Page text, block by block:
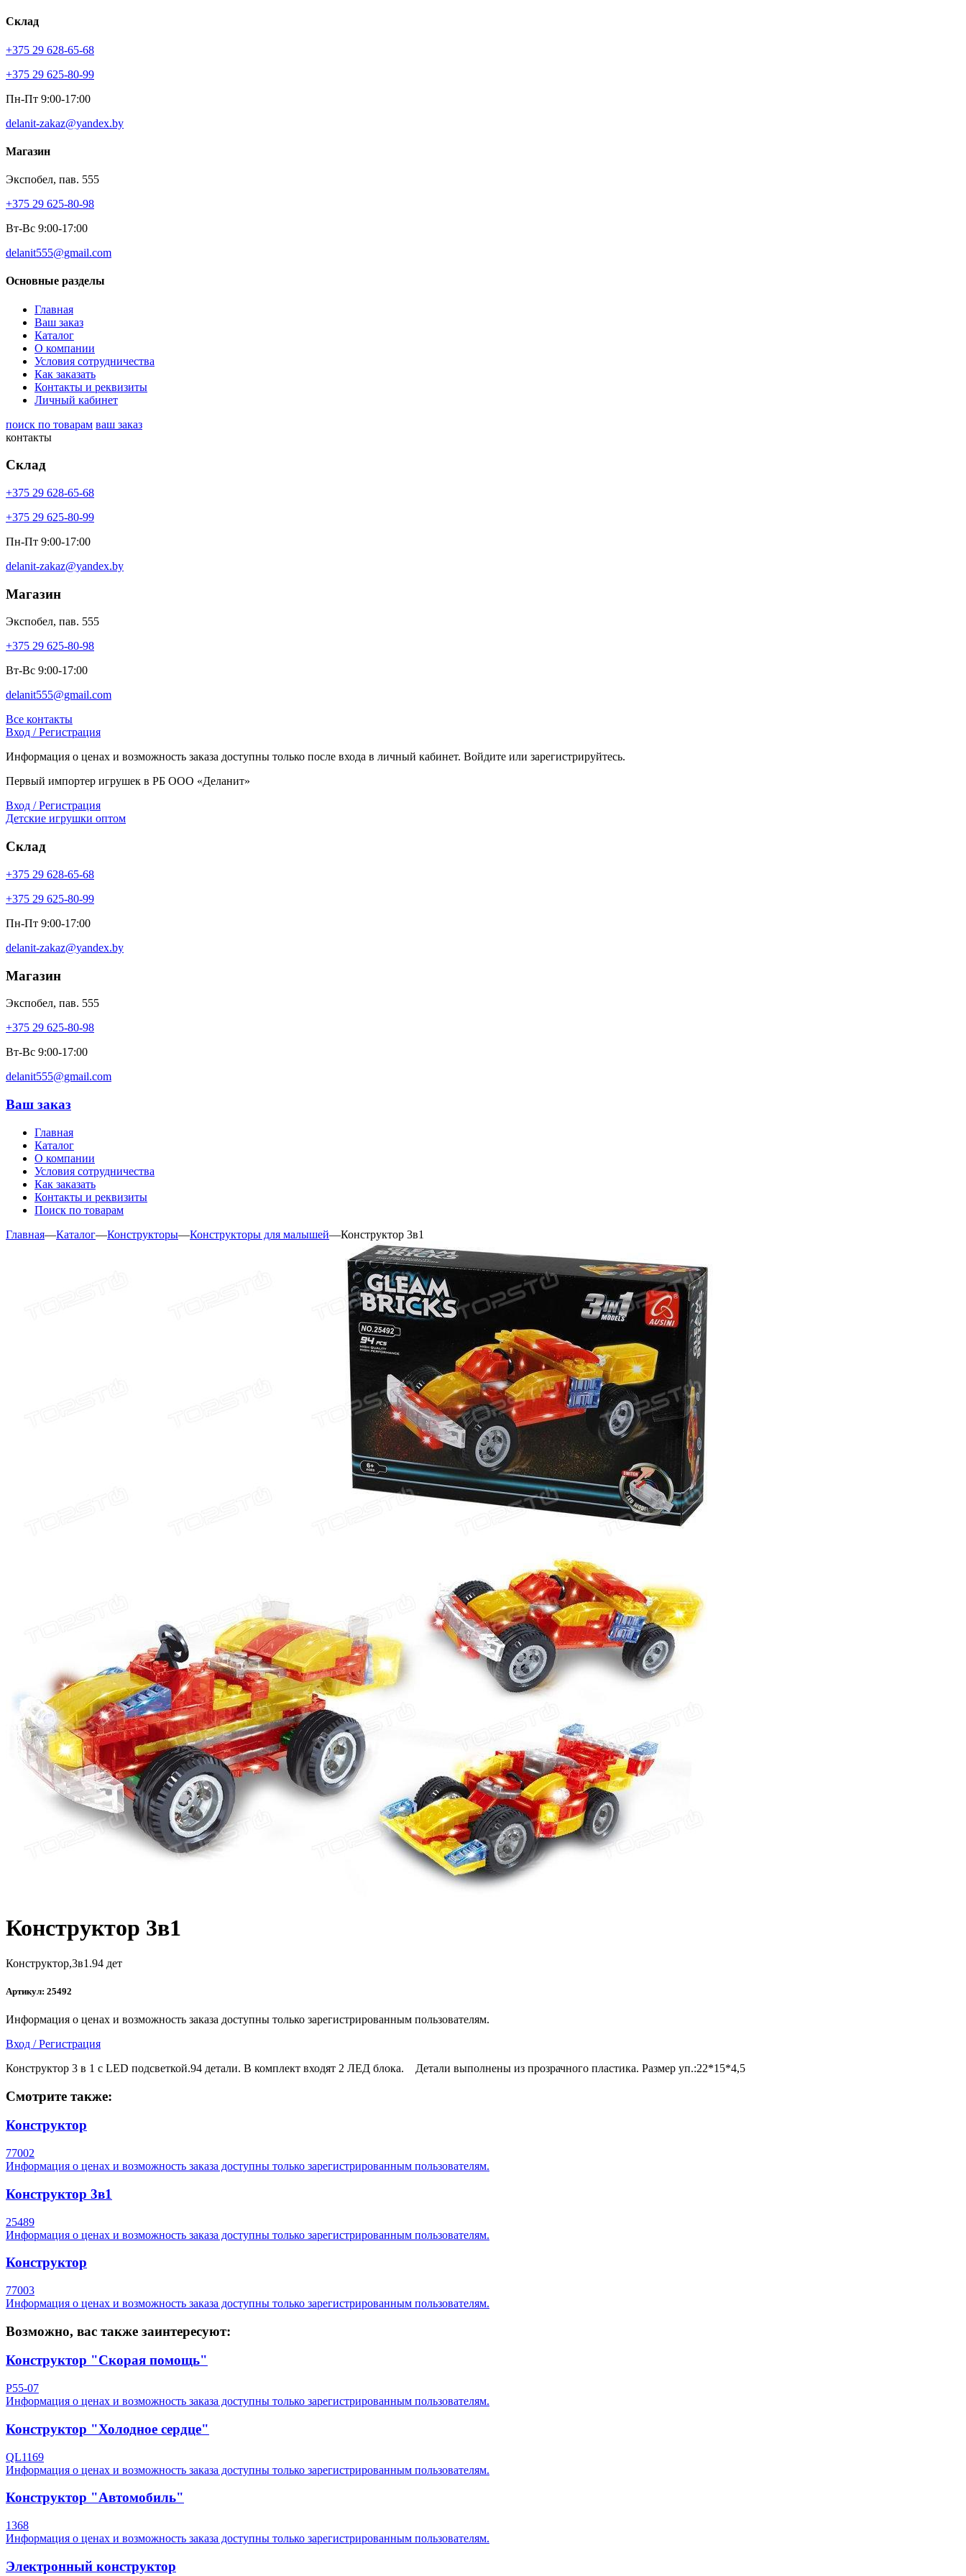
Склад
+375 29 628-65-68
+375 29 625-80-99
Пн-Пт 9:00-17:00
delanit-zakaz@yandex.by
Магазин
Экспобел, пав. 555
+375 29 625-80-98
Вт-Вс 9:00-17:00
delanit555@gmail.com
Основные разделы
Главная
Ваш заказ
Каталог
О компании
Условия сотрудничества
Как заказать
Контакты и реквизиты
Личный кабинет
поиск по товарам ваш заказ
контакты
Склад
+375 29 628-65-68
+375 29 625-80-99
Пн-Пт 9:00-17:00
delanit-zakaz@yandex.by
Магазин
Экспобел, пав. 555
+375 29 625-80-98
Вт-Вс 9:00-17:00
delanit555@gmail.com
Все контакты
Вход / Регистрация
Информация о ценах и возможность заказа доступны только после входа в личный кабинет. Войдите или зарегистрируйтесь.
Первый импортер игрушек в РБ ООО «Деланит»
Вход / Регистрация
Детские игрушки оптом
Склад
+375 29 628-65-68
+375 29 625-80-99
Пн-Пт 9:00-17:00
delanit-zakaz@yandex.by
Магазин
Экспобел, пав. 555
+375 29 625-80-98
Вт-Вс 9:00-17:00
delanit555@gmail.com
Ваш заказ
Главная
Каталог
О компании
Условия сотрудничества
Как заказать
Контакты и реквизиты
Поиск по товарам
Главная—Каталог—Конструкторы—Конструкторы для малышей—Конструктор 3в1
Конструктор 3в1
Конструктор,3в1.94 дет
Артикул: 25492
Информация о ценах и возможность заказа доступны только зарегистрированным пользователям.
Вход / Регистрация
Конструктор 3 в 1 с LED подсветкой.94 детали. В комплект входят 2 ЛЕД блока. Детали выполнены из прозрачного пластика. Размер уп.:22*15*4,5
Смотрите также:
Конструктор
77002
Информация о ценах и возможность заказа доступны только зарегистрированным пользователям.
Конструктор 3в1
25489
Информация о ценах и возможность заказа доступны только зарегистрированным пользователям.
Конструктор
77003
Информация о ценах и возможность заказа доступны только зарегистрированным пользователям.
Возможно, вас также заинтересуют:
Конструктор "Скорая помощь"
P55-07
Информация о ценах и возможность заказа доступны только зарегистрированным пользователям.
Конструктор "Холодное сердце"
QL1169
Информация о ценах и возможность заказа доступны только зарегистрированным пользователям.
Конструктор "Автомобиль"
1368
Информация о ценах и возможность заказа доступны только зарегистрированным пользователям.
Электронный конструктор